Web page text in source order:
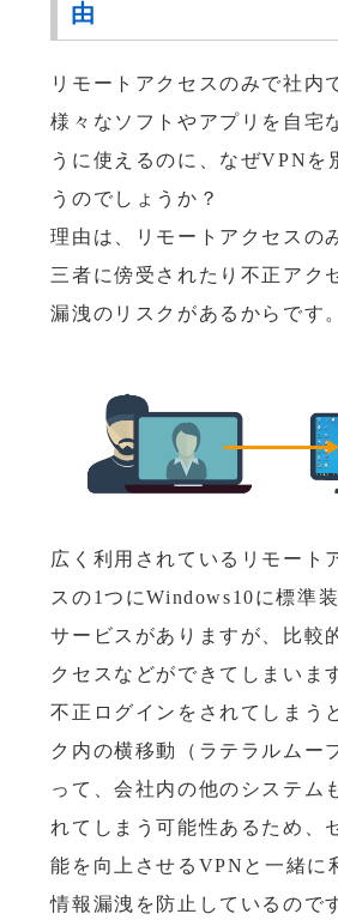
由
リモートアクセスのみで社内
様々なソフトやアプリを自宅
うに使えるのに、なぜVPNを
うのでしょうか？
理由は、リモートアクセスの
三者に傍受されたり不正アク
漏洩のリスクがあるからです。
広く利用されているリモート
スの1つにWindows10に標準
サービスがありますが、比較
クセスなどができてしまいま
不正ログインをされてしまう
ク内の横移動（ラテラルムー
って、会社内の他のシステム
れてしまう可能性あるため、
能を向上させるVPNと一緒に
情報漏洩を防止しているので